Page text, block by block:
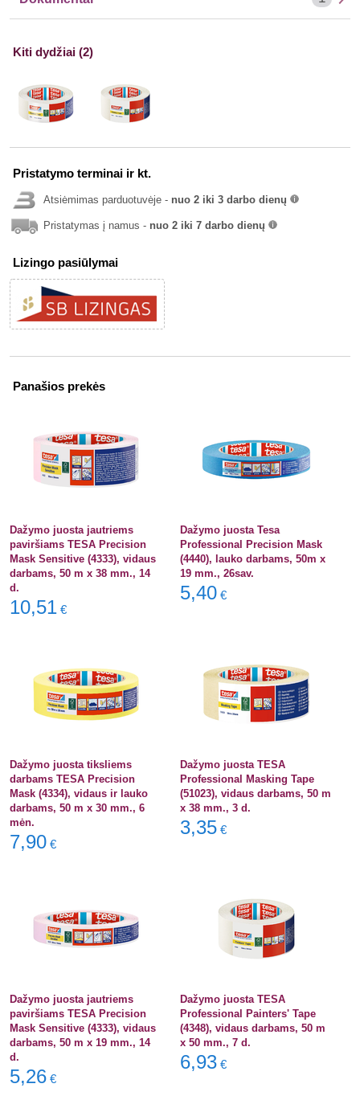
Kiti dydžiai (2)
Pristatymo terminai ir kt.
Atsiėmimas parduotuvėje - nuo 2 iki 3 darbo dienų
Pristatymas į namus - nuo 2 iki 7 darbo dienų
Lizingo pasiūlymai
Panašios prekės
Dažymo juosta jautriems
paviršiams TESA Precision
Mask Sensitive (4333), vidaus
darbams, 50 m x 38 mm., 14
d.
10,51 €
Dažymo juosta Tesa
Professional Precision Mask
(4440), lauko darbams, 50m x
19 mm., 26sav.
5,40 €
Dažymo juosta tiksliems
darbams TESA Precision
Mask (4334), vidaus ir lauko
darbams, 50 m x 30 mm., 6
mėn.
7,90 €
Dažymo juosta TESA
Professional Masking Tape
(51023), vidaus darbams, 50 m
x 38 mm., 3 d.
3,35 €
Dažymo juosta jautriems
paviršiams TESA Precision
Mask Sensitive (4333), vidaus
darbams, 50 m x 19 mm., 14
d.
5,26 €
Dažymo juosta TESA
Professional Painters' Tape
(4348), vidaus darbams, 50 m
x 50 mm., 7 d.
6,93 €